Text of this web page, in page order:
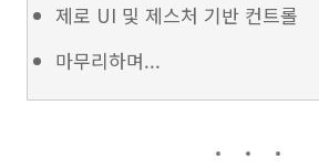
제로 UI 및 제스처 기반 컨트롤
마무리하며...